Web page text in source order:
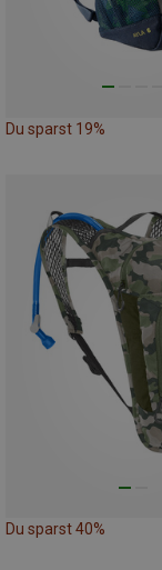
Du sparst 19%
Du sparst 40%